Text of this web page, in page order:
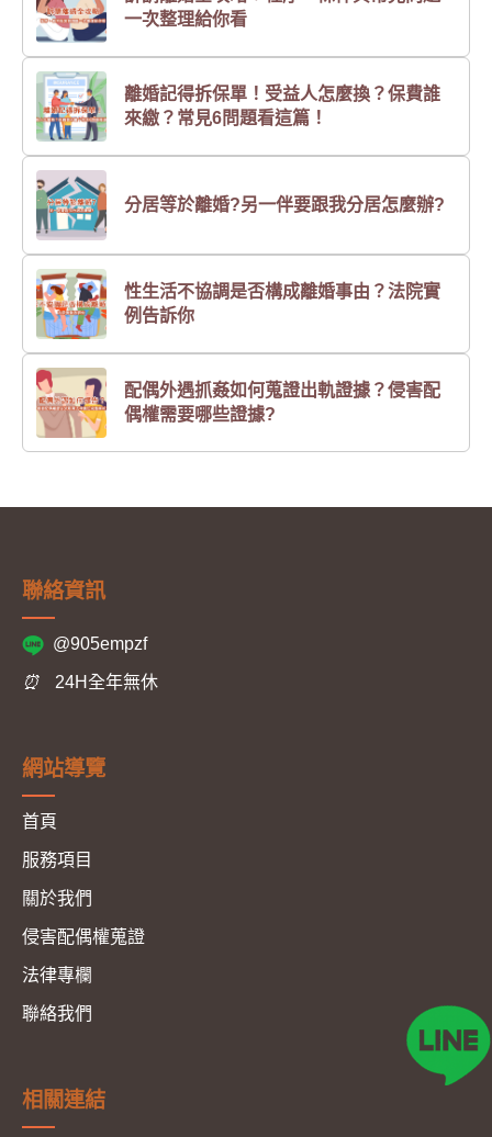
一次整理給你看
離婚記得拆保單！受益人怎麼換？保費誰
來繳？常見6問題看這篇！
分居等於離婚?另一伴要跟我分居怎麼辦?
性生活不協調是否構成離婚事由？法院實
例告訴你
配偶外遇抓姦如何蒐證出軌證據？侵害配
偶權需要哪些證據?
聯絡資訊
@905empzf
⏰ 24H全年無休
網站導覽
首頁
服務項目
關於我們
侵害配偶權蒐證
法律專欄
聯絡我們
相關連結